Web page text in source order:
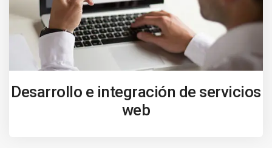
Desarrollo e integración de servicios
web